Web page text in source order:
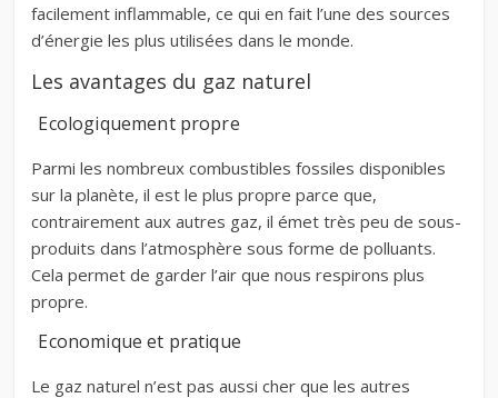
facilement inflammable, ce qui en fait l’une des sources
d’énergie les plus utilisées dans le monde.
Les avantages du gaz naturel
Ecologiquement propre
Parmi les nombreux combustibles fossiles disponibles
sur la planète, il est le plus propre parce que,
contrairement aux autres gaz, il émet très peu de sous-
produits dans l’atmosphère sous forme de polluants.
Cela permet de garder l’air que nous respirons plus
propre.
Economique et pratique
Le gaz naturel n’est pas aussi cher que les autres